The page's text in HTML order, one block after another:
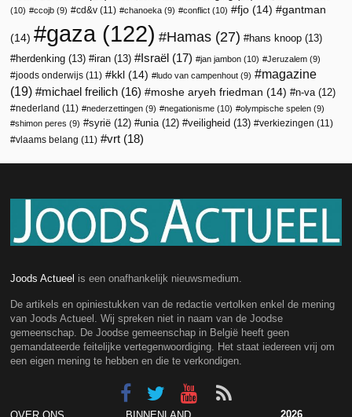
(10)
ccojb (9) cd&v (11) chanoeka (9) conflict (10) fjo (14) gantman
(14) gaza (122) Hamas (27) hans knoop (13)
herdenking (13) iran (13) Israël (17) jan jambon (10) Jeruzalem (9)
joods onderwijs (11) kkl (14) ludo van campenhout (9)
magazine
(19)
michael freilich (16) moshe aryeh friedman (14) n-va (12)
nederland (11) nederzettingen (9) negationisme (10) olympische spelen (9)
shimon peres (9) syrië (12) unia (12) veiligheid (13) verkiezingen (11)
vlaams belang (11) vrt (18)
Joods Actueel is een onafhankelijk nieuwsmedium.
De artikels en opiniestukken van de redactie vertolken enkel de mening
van Joods Actueel. Wij spreken niet in naam van de Joodse
gemeenschap. De Joodse gemeenschap in België heeft geen
gemandateerde feitelijke vertegenwoordiging. Het staat iedereen vrij om
een eigen mening te hebben en die te verkondigen.
2026